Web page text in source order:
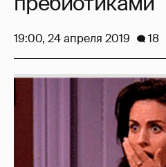
19:00, 24 апреля 2019 18